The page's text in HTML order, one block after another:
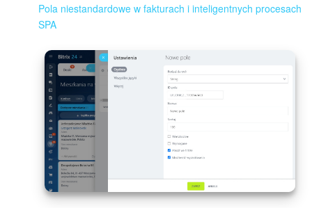
LOGOWANIE
Pola niestandardowe w fakturach i inteligentnych procesach
SPA